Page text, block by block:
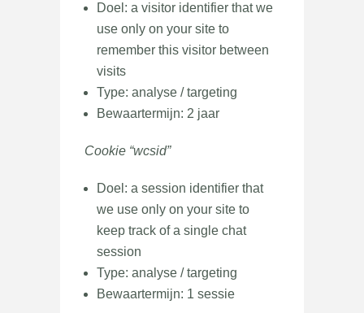
Doel: a visitor identifier that we
use only on your site to
remember this visitor between
visits
Type: analyse / targeting
Bewaartermijn: 2 jaar
Cookie “wcsid”
Doel: a session identifier that
we use only on your site to
keep track of a single chat
session
Type: analyse / targeting
Bewaartermijn: 1 sessie